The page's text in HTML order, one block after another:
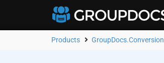
Products GroupDocs.Conversion